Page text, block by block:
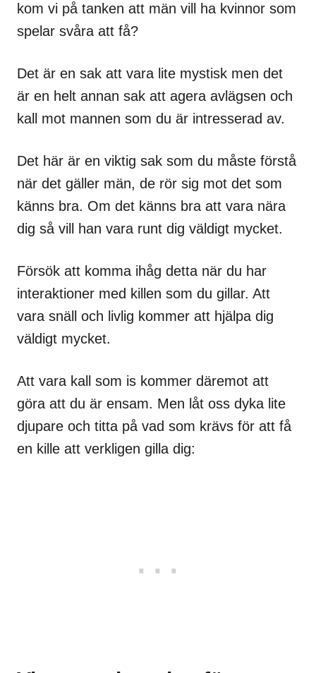
kom vi på tanken att män vill ha kvinnor som
spelar svåra att få?
Det är en sak att vara lite mystisk men det
är en helt annan sak att agera avlägsen och
kall mot mannen som du är intresserad av.
Det här är en viktig sak som du måste förstå
när det gäller män, de rör sig mot det som
känns bra. Om det känns bra att vara nära
dig så vill han vara runt dig väldigt mycket.
Försök att komma ihåg detta när du har
interaktioner med killen som du gillar. Att
vara snäll och livlig kommer att hjälpa dig
väldigt mycket.
Att vara kall som is kommer däremot att
göra att du är ensam. Men låt oss dyka lite
djupare och titta på vad som krävs för att få
en kille att verkligen gilla dig: